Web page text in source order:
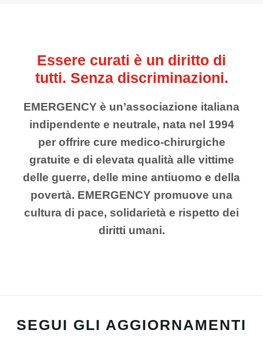
Essere curati è un diritto di
tutti. Senza discriminazioni.
EMERGENCY è un’associazione italiana
indipendente e neutrale, nata nel 1994
per offrire cure medico-chirurgiche
gratuite e di elevata qualità alle vittime
delle guerre, delle mine antiuomo e della
povertà. EMERGENCY promuove una
cultura di pace, solidarietà e rispetto dei
diritti umani.
SEGUI GLI AGGIORNAMENTI